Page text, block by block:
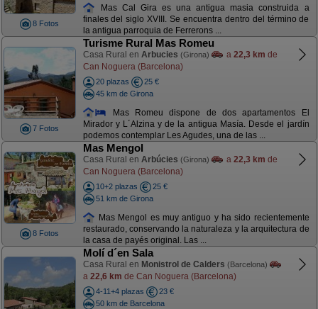
8 Fotos
Mas Cal Gira es una antigua masia construida a
finales del siglo XVIII. Se encuentra dentro del término de
la antigua parroquia de Ferrerons ...
7 Fotos
Turisme Rural Mas Romeu
Casa Rural en Arbucies (Girona) a 22,3 km de
Can Noguera (Barcelona)
20 plazas
25 €
45 km de Girona
Mas Romeu dispone de dos apartamentos El
Mirador y L´Alzina y de la antigua Masía. Desde el jardín
podemos contemplar Les Agudes, una de las ...
8 Fotos
Mas Mengol
Casa Rural en Arbúcies (Girona) a 22,3 km de
Can Noguera (Barcelona)
10+2 plazas
25 €
51 km de Girona
Mas Mengol es muy antiguo y ha sido recientemente
restaurado, conservando la naturaleza y la arquitectura de
la casa de payés original. Las ...
Molí d´en Sala
Casa Rural en Monistrol de Calders (Barcelona)
a 22,6 km de Can Noguera (Barcelona)
4-11+4 plazas
23 €
50 km de Barcelona